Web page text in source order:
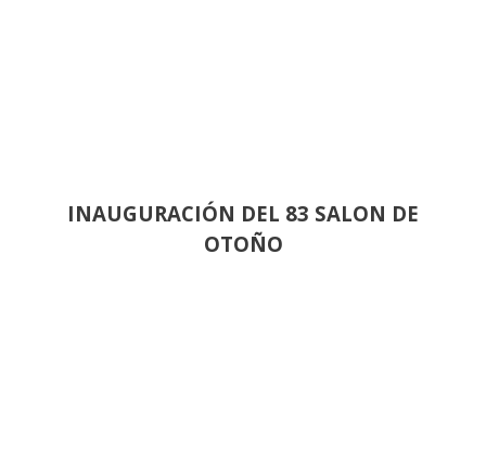
INAUGURACIÓN DEL 83 SALON DE
OTOÑO